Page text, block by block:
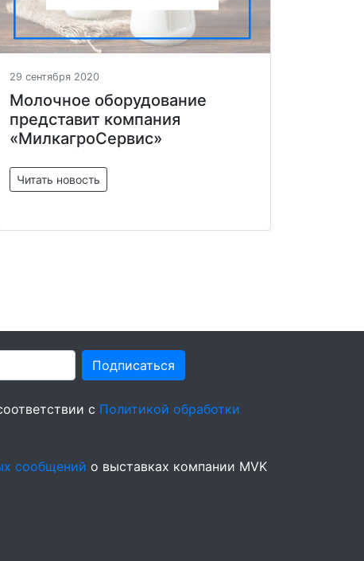
29 сентября 2020
Молочное оборудование
представит компания
«МилкагроСервис»
Читать новость
Подписаться
с Политикой обработки
сообщений о выставках компании MVK